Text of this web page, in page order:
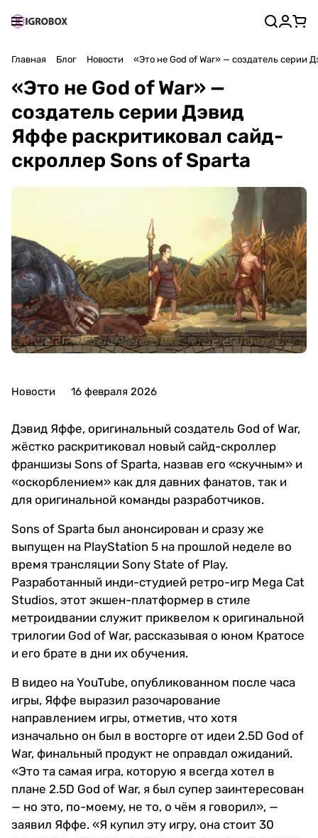
Главная Блог Новости «Это не God of War» — создатель серии
«Это не God of War» —
создатель серии Дэвид
Яффе раскритиковал сайд-
скроллер Sons of Sparta
Новости 16 февраля 2026
Дэвид Яффе, оригинальный создатель God of War,
жёстко раскритиковал новый сайд-скроллер
франшизы Sons of Sparta, назвав его «скучным» и
«оскорблением» как для давних фанатов, так и
для оригинальной команды разработчиков.
Sons of Sparta был анонсирован и сразу же
выпущен на PlayStation 5 на прошлой неделе во
время трансляции Sony State of Play.
Разработанный инди-студией ретро-игр Mega Cat
Studios, этот экшен-платформер в стиле
метроидвании служит приквелом к оригинальной
трилогии God of War, рассказывая о юном Кратосе
и его брате в дни их обучения.
В видео на YouTube, опубликованном после часа
игры, Яффе выразил разочарование
направлением игры, отметив, что хотя
изначально он был в восторге от идеи 2.5D God of
War, финальный продукт не оправдал ожиданий.
«Это та самая игра, которую я всегда хотел в
плане 2.5D God of War, я был супер заинтересован
— но это, по-моему, не то, о чём я говорил», —
заявил Яффе. «Я купил эту игру, она стоит 30